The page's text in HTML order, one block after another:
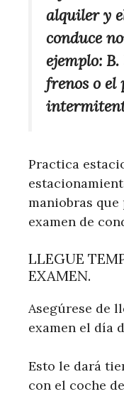
alquiler y
conduce
ejemplo:
frenos o el
Practica
maniobras
examen de
LLEGUE
EXAMEN.
Asegúrese de
examen el día
Esto le dará
con el coche